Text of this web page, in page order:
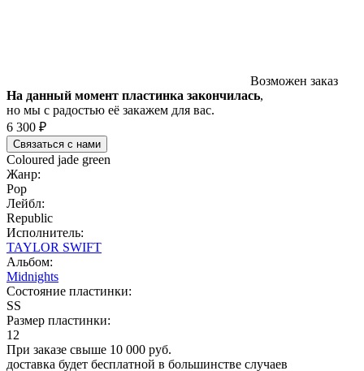
Возможен заказ
На данный момент пластинка закончилась,
но мы с радостью её закажем для вас.
6 300 ₽
Связаться с нами
Coloured jade green
Жанр:
Pop
Лейбл:
Republic
Исполнитель:
TAYLOR SWIFT
Альбом:
Midnights
Состояние пластинки:
SS
Размер пластинки:
12
При заказе свыше 10 000 руб.
доставка будет бесплатной в большинстве случаев